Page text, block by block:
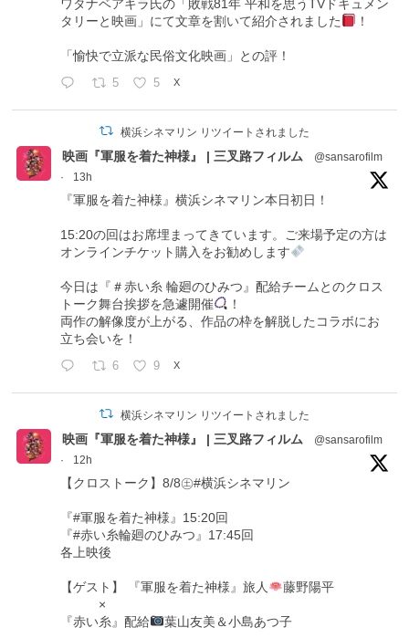
ワタナベアキラ氏の「敗戦81年 平和を思うTVドキュメン
タリーと映画」にて文章を割いて紹介されました
！
「愉快で立派な民俗文化映画」との評！
5 5 X
横浜シネマリン リツイートされました
映画『軍服を着た神様』 | 三叉路フィルム
@sansarofilm
·
13h
『軍服を着た神様』横浜シネマリン本日初日！
15:20の回はお席埋まってきています。ご来場予定の方は
オンラインチケット購入をお勧めします
今日は『＃赤い糸 輪廻のひみつ』配給チームとのクロス
トーク舞台挨拶を急遽開催
！
両作の解像度が上がる、作品の枠を解脱したコラボにお
立ち会いを！
6 9 X
横浜シネマリン リツイートされました
映画『軍服を着た神様』 | 三叉路フィルム
@sansarofilm
·
12h
【クロストーク】8/8㊏#横浜シネマリン
『#軍服を着た神様』15:20回
『#赤い糸輪廻のひみつ』17:45回
各上映後
【ゲスト】 『軍服を着た神様』旅人
藤野陽平
×
『赤い糸』配給
葉山友美＆小島あつ子